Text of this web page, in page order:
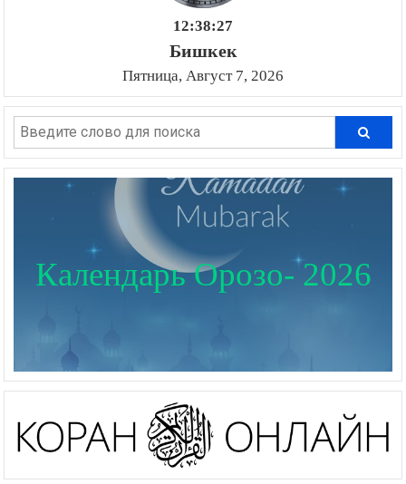
12:38:27
Бишкек
Пятница, Август 7, 2026
Календарь Орозо- 2026